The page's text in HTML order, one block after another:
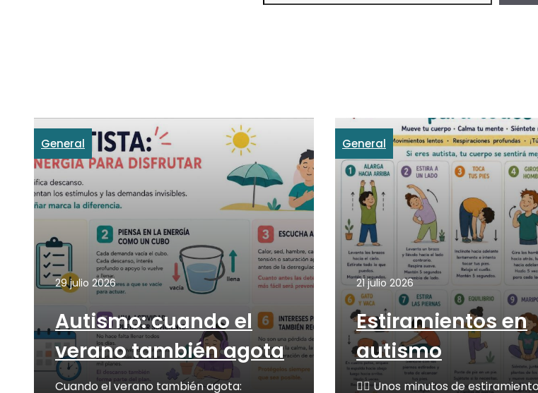
General
29 julio 2026
Autismo: cuando el
verano también agota
Cuando el verano también agota:
General
21 julio 2026
Estiramientos en
autismo
🤸‍♀️ Unos minutos de